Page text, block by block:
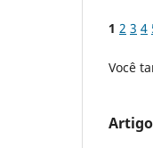
1 2 3 4
Você